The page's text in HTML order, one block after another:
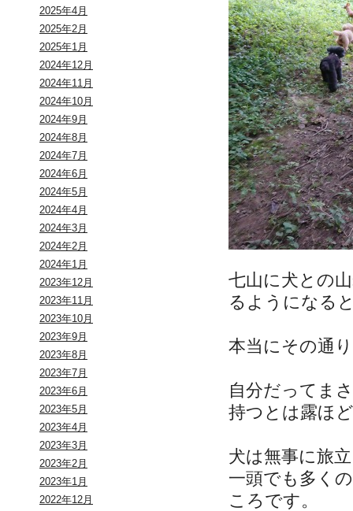
2025年4月
2025年2月
2025年1月
2024年12月
2024年11月
2024年10月
2024年9月
2024年8月
2024年7月
2024年6月
2024年5月
2024年4月
2024年3月
2024年2月
2024年1月
2023年12月
2023年11月
2023年10月
2023年9月
2023年8月
2023年7月
2023年6月
2023年5月
2023年4月
2023年3月
2023年2月
2023年1月
2022年12月
七山に犬との
るようになる
本当にその通
自分だってま
持つとは露ほ
犬は無事に旅
一頭でも多く
ころです。